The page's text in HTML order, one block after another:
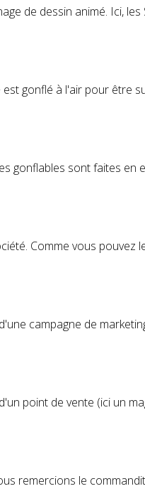
de dessin animé. Ici,
gonflé à l'air pour être
gonflables sont faites en
Comme vous pouvez
campagne de
point de vente (ici un
remercions le